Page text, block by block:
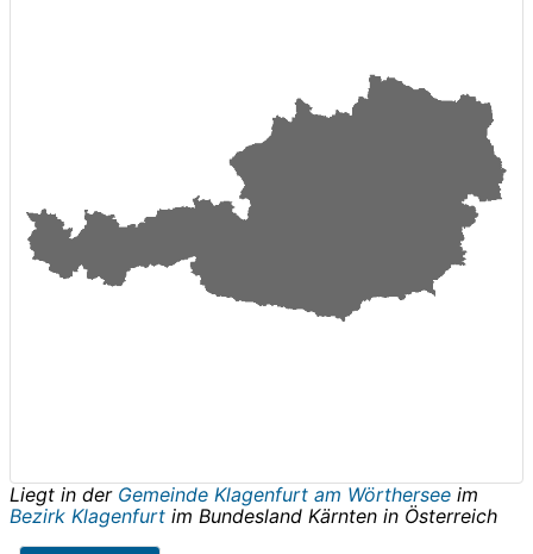
Liegt in der Gemeinde Klagenfurt am Wörthersee im
Bezirk Klagenfurt im Bundesland Kärnten in Österreich